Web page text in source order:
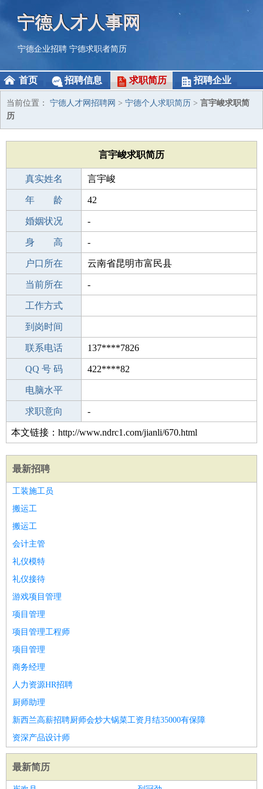
宁德人才人事网
宁德企业招聘 宁德求职者简历
首页 招聘信息 求职简历 招聘企业
当前位置： 宁德人才网招聘网 > 宁德个人求职简历 > 言宇峻求职简
历
言宇峻求职简历
真实姓名 言宇峻
性 别 男
年 龄 42
出生年月 1984-02-17
婚姻状况 -
学 历 中专
身 高 -
毕业学校 中专
户口所在 云南省昆明市富民县
所学专业 -
当前所在 -
工作经验
工作方式
驾 照
到岗时间
期望月薪
联系电话 137****7826
手机号码 137****7826
QQ 号 码 422****82
微信号码
电脑水平
外语水平
求职意向 -
本文链接：http://www.ndrc1.com/jianli/670.html
最新招聘
工装施工员
搬运工
搬运工
会计主管
礼仪模特
礼仪接待
游戏项目管理
项目管理
项目管理工程师
项目管理
商务经理
人力资源HR招聘
厨师助理
新西兰高薪招聘厨师会炒大锅菜工资月结35000有保障
资深产品设计师
最新简历